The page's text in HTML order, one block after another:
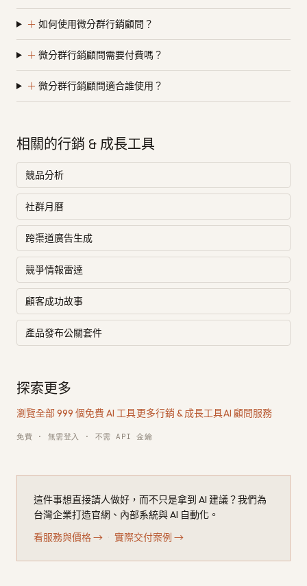
＋ 如何使用微分群行銷顧問？
＋ 微分群行銷顧問需要付費嗎？
＋ 微分群行銷顧問適合誰使用？
相關的行銷 & 成長工具
競品分析
社群月曆
跨渠道廣告生成
競爭情報雷達
顧客成功故事
產品發布公關套件
探索更多
瀏覽全部 999 個免費 AI 工具·更多行銷 & 成長工具·AI 顧問服務
免費 · 無需登入 · 不需 API 金鑰
這件事想直接請人做好，而不只是拿到 AI 建議？我們為
台灣企業打造官網、內部系統與 AI 自動化。
看服務與價格→ 實際交付案例 →